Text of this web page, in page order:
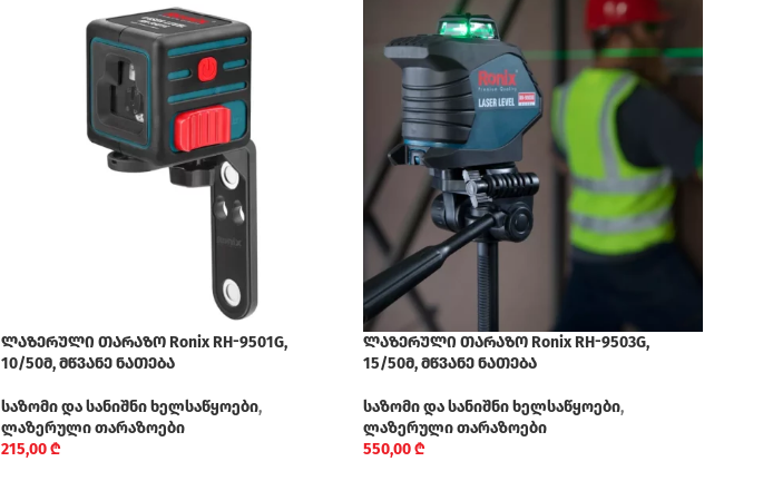
ლაზერული თარაზო Ronix RH-9501G,
10/50მ, მწვანე ნათება
საზომი და სანიშნი ხელსაწყოები,
ლაზერული თარაზოები
215,00₾
ლაზერული თარაზო Ronix RH-9503G,
15/50მ, მწვანე ნათება
საზომი და სანიშნი ხელსაწყოები,
ლაზერული თარაზოები
550,00₾